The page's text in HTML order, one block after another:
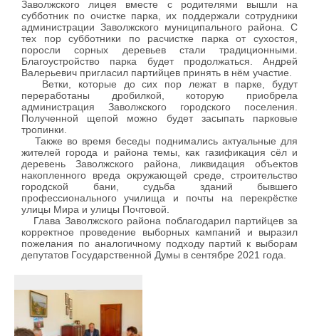
Заволжского лицея вместе с родителями вышли на
субботник по очистке парка, их поддержали сотрудники
администрации Заволжского муниципального района. С
тех пор субботники по расчистке парка от сухостоя,
поросли сорных деревьев стали традиционными.
Благоустройство парка будет продолжаться. Андрей
Валерьевич пригласил партийцев принять в нём участие.
Ветки, которые до сих пор лежат в парке, будут
переработаны дробилкой, которую приобрела
администрация Заволжского городского поселения.
Полученной щепой можно будет засыпать парковые
тропинки.
Также во время беседы поднимались актуальные для
жителей города и района темы, как газификация сёл и
деревень Заволжского района, ликвидация объектов
накопленного вреда окружающей среде, строительство
городской бани, судьба зданий бывшего
профессионального училища и почты на перекрёстке
улицы Мира и улицы Почтовой.
Глава Заволжского района поблагодарил партийцев за
корректное проведение выборных кампаний и выразил
пожелания по аналогичному подходу партий к выборам
депутатов Государственной Думы в сентябре 2021 года.